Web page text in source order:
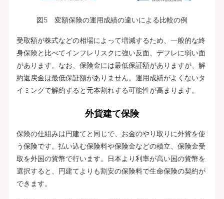
図5 変額保険の運用成績の違いによる比較の例
受取額が株式などの相場によって増減するため、一般的な終
身保険と比べてインフレリスクに強い反面、デフレに弱い面
があります。なお、保険金には最低保証額がありますが、解
約返戻金は最低保証額がありません。運用成績がよくないタ
イミングで解約すると元本割れする可能性が高まります。
外貨建て保険
保険の仕組みは円建てと同じで、お金のやり取りに外貨を使
う保険です。払い込む保険料や保険金などの積立、保険金受
取を外国の貨幣で行います。日本より利率が高い国の貨幣を
選択すると、円建てよりも割安の保険料で生命保険の契約が
できます。